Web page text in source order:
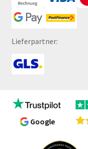
Lieferpartner:
Google